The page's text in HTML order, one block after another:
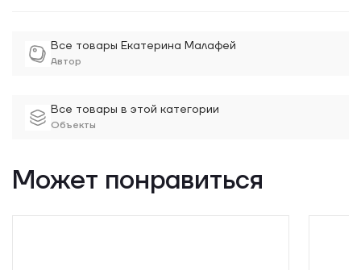
Все товары Екатерина Малафей
Автор
Все товары в этой категории
Объекты
Может понравиться